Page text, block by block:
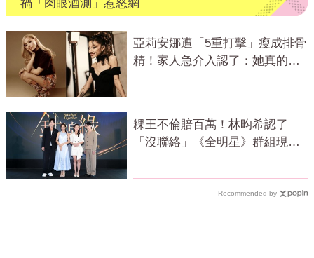
禍「肉眼酒測」惹怒網
亞莉安娜遭「5重打擊」瘦成排骨
精！家人急介入認了：她真的不
粿王不倫賠百萬！林昀希認了
「沒聯絡」《全明星》群組現況
Recommended by